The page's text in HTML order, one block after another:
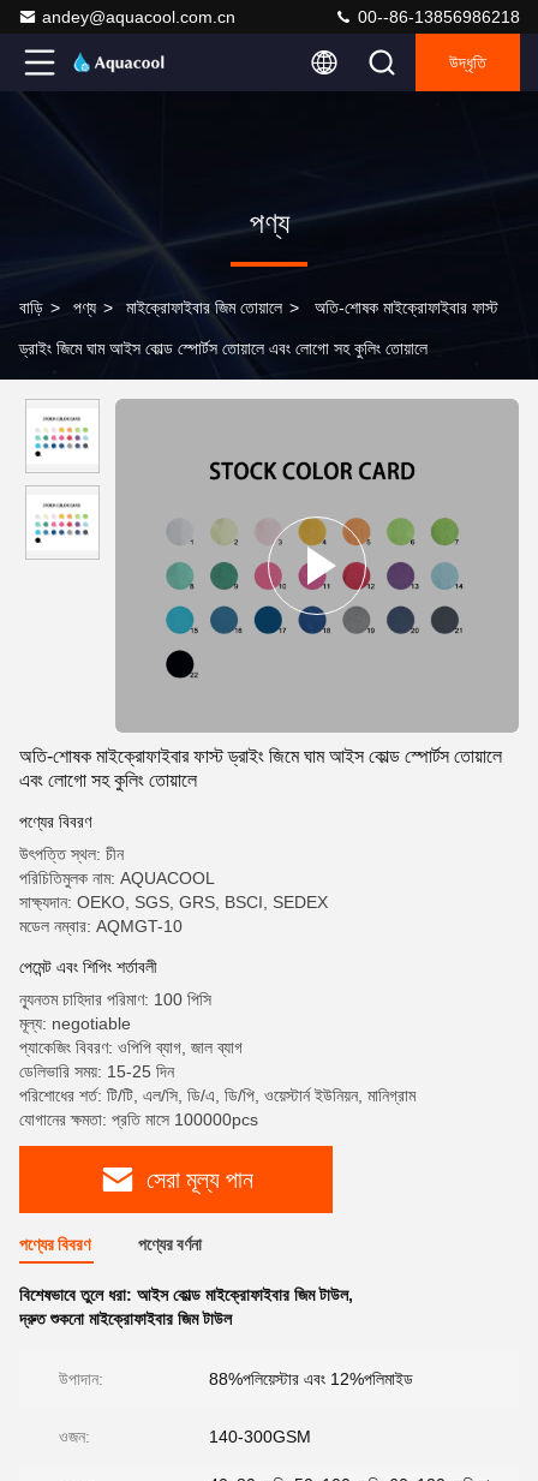
andey@aquacool.com.cn 00--86-13856986218
উদ্ধৃতি
পণ্য
বাড়ি > পণ্য > মাইক্রোফাইবার জিম তোয়ালে > অতি-শোষক মাইক্রোফাইবার ফাস্ট
ড্রাইং জিমে ঘাম আইস কোল্ড স্পোর্টস তোয়ালে এবং লোগো সহ কুলিং তোয়ালে
অতি-শোষক মাইক্রোফাইবার ফাস্ট ড্রাইং জিমে ঘাম আইস কোল্ড স্পোর্টস তোয়ালে
এবং লোগো সহ কুলিং তোয়ালে
পণ্যের বিবরণ
উৎপত্তি স্থল: চীন
পরিচিতিমুলক নাম: AQUACOOL
সাক্ষ্যদান: OEKO, SGS, GRS, BSCI, SEDEX
মডেল নম্বার: AQMGT-10
পেমেন্ট এবং শিপিং শর্তাবলী
ন্যূনতম চাহিদার পরিমাণ: 100 পিসি
মূল্য: negotiable
প্যাকেজিং বিবরণ: ওপিপি ব্যাগ, জাল ব্যাগ
ডেলিভারি সময়: 15-25 দিন
পরিশোধের শর্ত: টি/টি, এল/সি, ডি/এ, ডি/পি, ওয়েস্টার্ন ইউনিয়ন, মানিগ্রাম
যোগানের ক্ষমতা: প্রতি মাসে 100000pcs
সেরা মূল্য পান
পণ্যের বিবরণ পণ্যের বর্ণনা
বিশেষভাবে তুলে ধরা: আইস কোল্ড মাইক্রোফাইবার জিম টাউল,
দ্রুত শুকনো মাইক্রোফাইবার জিম টাউল
উপাদান: 88%পলিয়েস্টার এবং 12%পলিমাইড
ওজন: 140-300GSM